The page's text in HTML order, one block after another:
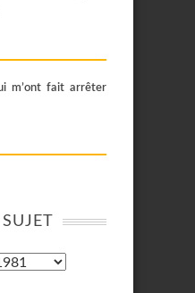
m’ont fait arrêter